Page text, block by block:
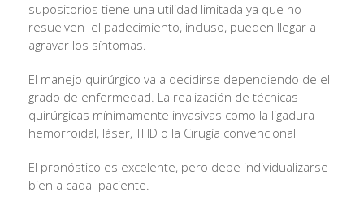
supositorios tiene una utilidad limitada ya que no
resuelven el padecimiento, incluso, pueden llegar a
agravar los síntomas.
El manejo quirúrgico va a decidirse dependiendo de el
grado de enfermedad. La realización de técnicas
quirúrgicas mínimamente invasivas como la ligadura
hemorroidal, láser, THD o la Cirugía convencional
El pronóstico es excelente, pero debe individualizarse
bien a cada paciente.